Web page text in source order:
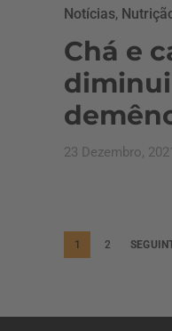
Notícias,
Chá e
23 Dezembro,
P
1 2